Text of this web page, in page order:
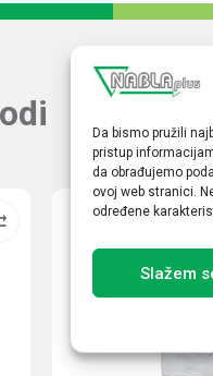
Da bismo pružili
pristup
da obrađujemo
ovoj web stranici.
određene
Slažem